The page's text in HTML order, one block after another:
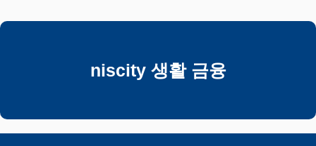
텐
뛰
niscity 생활 금융